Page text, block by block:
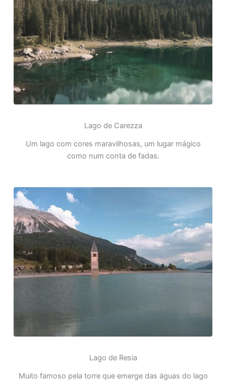
Lago de Carezza
Um lago com cores maravilhosas, um lugar mágico
como num conta de fadas.
Lago de Resia
Muito famoso pela torre que emerge das águas do lago